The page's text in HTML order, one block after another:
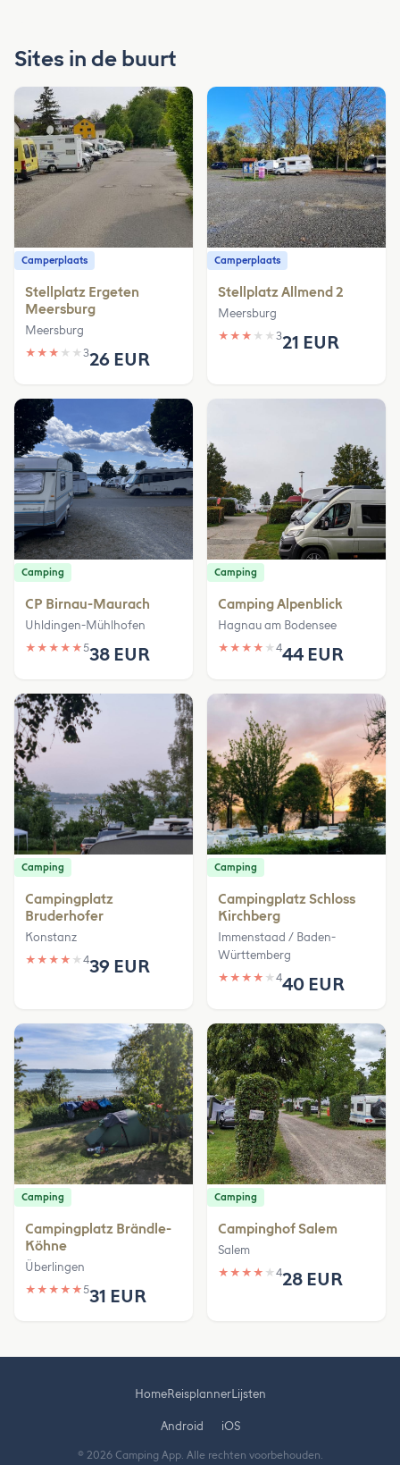
Sites in de buurt
Camperplaats
Stellplatz Ergeten
Meersburg
Meersburg
★ ★ ★ ★ ★ 326 EUR
Camperplaats
Stellplatz Allmend 2
Meersburg
★ ★ ★ ★ ★ 321 EUR
Camping
CP Birnau-Maurach
Uhldingen-Mühlhofen
★ ★ ★ ★ ★538 EUR
Camping
Camping Alpenblick
Hagnau am Bodensee
★ ★ ★ ★ ★ 444 EUR
Camping
Campingplatz
Bruderhofer
Konstanz
★ ★ ★ ★ ★ 439 EUR
Camping
Campingplatz Schloss
Kirchberg
Immenstaad / Baden-
Württemberg
★ ★ ★ ★ ★ 440 EUR
Camping
Campingplatz Brändle-
Köhne
Überlingen
★ ★ ★ ★ ★531 EUR
Camping
Campinghof Salem
Salem
★ ★ ★ ★ ★ 428 EUR
HomeReisplannerLijsten
Android iOS
© 2026 Camping App. Alle rechten voorbehouden.